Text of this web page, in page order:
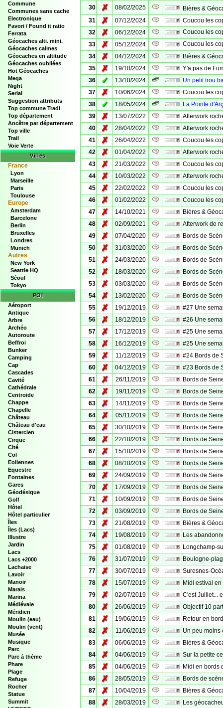
Commune
Communes sans cache
Electronique
Favori / Found it ratio
Ferrata
Géocaches alti. mini.
Géocaches calmes
Géocaches en altitude
Géocaches oubliées
Hot Géocaches
Mega
Night
Serial
Suggestion attributs
Top commune Tradi
Top département
Ancêtre par département
Top ville
Trail
Voie Verte
Villes
France
Lyon
Marseille
Paris
Toulouse
Europe
Amsterdam
Barcelone
Berlin
Bruxelles
Londres
Munich
Autres
New York
Seattle HQ
Séoul
Tokyo
POI
Aéroport
Antique
Arbre
Archéo
Autoroute
Beffroi
Bunker
Camping
Cap
Cascades
Cavité
Cathédrale
Centroide
Chappe
Chapelle
Château
Château d'eau
Cistercien
Cirque
Cité
Col
Eoliennes
Equestre
Fontaines
Gares
Géodésique
Golf
Hôtel
Hôtel particulier
Îles
Îles (Lacs)
Illustre
Jardin
Lacs
Lacs +2000
Lachaise
Lavoir
Manoir
Marais
Marina
Médiévale
Méridien
Moulin (eau)
Moulin (vent)
Musée
Musique
Parc
Parc à thème
Phare
Plage
Refuge
Rocher
Statue
Summit
30
✗ 08/02/2025
Bières &
31
✗ 07/12/2024
Coucou les
32
✗ 06/12/2024
Coucou les
33
✗ 05/12/2024
Coucou les
34
✗ 04/12/2024
Bières &
35
✗ 19/10/2024
Y'a pas de
36
✓ 13/10/2024
Un petit trou
37
✗ 10/06/2024
Coucou les
38
✓ 18/05/2024
La Pointe
39
✗ 13/07/2022
Afterwork
40
✗ 28/04/2022
Afterwork
41
✗ 26/04/2022
Coucou les
42
✗ 01/04/2022
Afterwork
43
✗ 21/03/2022
Coucou les
44
✗ 10/03/2022
Afterwork
45
✗ 22/02/2022
Coucou les
46
✗ 01/02/2022
Coucou les
47
✗ 14/10/2021
Bières &
48
✗ 02/09/2021
Afterwork de
49
✗ 07/04/2020
Bords de
50
✗ 31/03/2020
Bords de
51
✗ 24/03/2020
Bords de
52
✗ 18/03/2020
Bords de
53
✗ 03/03/2020
Bords de
54
✗ 13/02/2020
Bords de
55
✗ 19/12/2019
#27 Une
56
✗ 18/12/2019
#26 Une
57
✗ 17/12/2019
#25 Une
58
✗ 16/12/2019
#25 Une
59
✗ 11/12/2019
#24 Bords de
60
✗ 04/12/2019
#23 Bords de
61
✗ 26/11/2019
Bords de
62
✗ 19/11/2019
Bords de
63
✗ 14/11/2019
Bords de
64
✗ 05/11/2019
Bords de
65
✗ 30/10/2019
Bords de
66
✗ 22/10/2019
Bords de
67
✗ 15/10/2019
Bords de
68
✗ 08/10/2019
Bords de
69
✗ 24/09/2019
Bords de
70
✗ 17/09/2019
Bords de
71
✗ 10/09/2019
Bords de
72
✗ 03/09/2019
Bords de
73
✗ 21/08/2019
Bières &
74
✗ 19/08/2019
Les
75
✗ 01/08/2019
Longchamp-
76
✗ 31/07/2019
Boulogne-
77
✗ 30/07/2019
Suresnes-
78
✗ 15/07/2019
Midi estival
79
✗ 02/07/2019
C'est Juillet...
80
✗ 26/06/2019
Objectif 10
81
✗ 19/06/2019
Retour en
82
✗ 11/06/2019
Un peu moins
83
✗ 06/06/2019
Bières &
84
✗ 04/06/2019
Sur la petite
85
✗ 04/06/2019
Midi en bords
86
✗ 28/05/2019
Bords de
87
✗ 10/04/2019
Bières &
88
✗ 28/03/2019
Les